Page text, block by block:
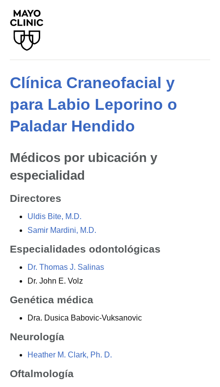
Clínica Craneofacial y
para Labio Leporino o
Paladar Hendido
Médicos por ubicación y
especialidad
Directores
Uldis Bite, M.D.
Samir Mardini, M.D.
Especialidades odontológicas
Dr. Thomas J. Salinas
Dr. John E. Volz
Genética médica
Dra. Dusica Babovic-Vuksanovic
Neurología
Heather M. Clark, Ph. D.
Oftalmología